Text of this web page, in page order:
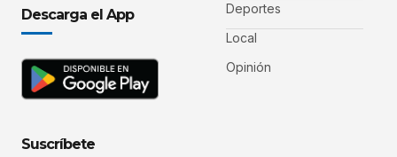
Descarga el App
Deportes
Local
Opinión
Suscríbete